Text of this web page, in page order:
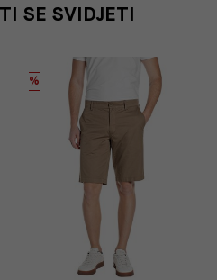
SE SVIDJETI
%